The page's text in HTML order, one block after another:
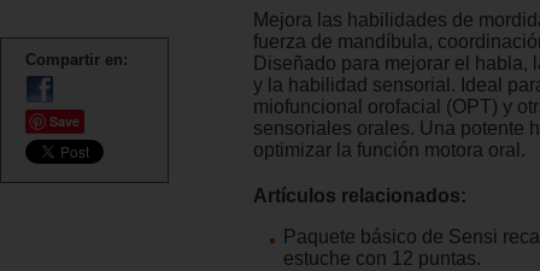
Compartir en:
Save
Mejora las habilidades de
fuerza de mandíbula,
Diseñado para mejorar el habla,
y la habilidad sensorial. Ideal
miofuncional orofacial (OPT) y
sensoriales orales. Una potente
optimizar la función motora oral.
Artículos relacionados:
Paquete básico de Sensi
estuche con 12 puntas.